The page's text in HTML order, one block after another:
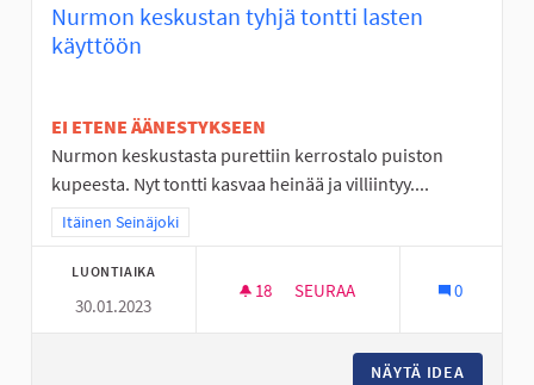
Nurmon keskustan tyhjä tontti lasten
käyttöön
EI ETENE ÄÄNESTYKSEEN
Nurmon keskustasta purettiin kerrostalo puiston
kupeesta. Nyt tontti kasvaa heinää ja villiintyy....
Rajaa tulokset teeman mukaan: Itäinen Seinäjoki
Itäinen Seinäjoki
LUONTIAIKA
30.01.2023
18 18 SEURAAJAA
SEURAA 0
NÄYTÄ IDEA